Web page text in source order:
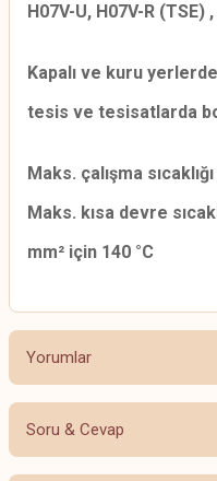
H07V-U, H07V-R (TSE)
Kapalı ve kuru
tesis ve tesisatlarda
Maks. çalışma
Maks. kısa devre
mm² için 140 °C
Yorumlar
Soru & Cevap